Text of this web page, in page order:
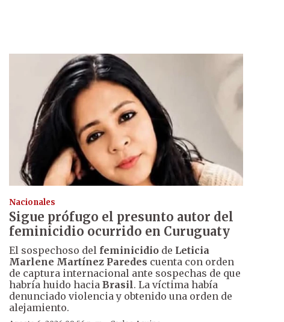
Nacionales
Sigue prófugo el presunto autor del
feminicidio ocurrido en Curuguaty
El sospechoso del feminicidiode Leticia
Marlene Martínez Paredes cuenta con orden
de captura internacional ante sospechas de que
habría huido hacia Brasil. La víctima había
denunciado violencia y obtenido una orden de
alejamiento.